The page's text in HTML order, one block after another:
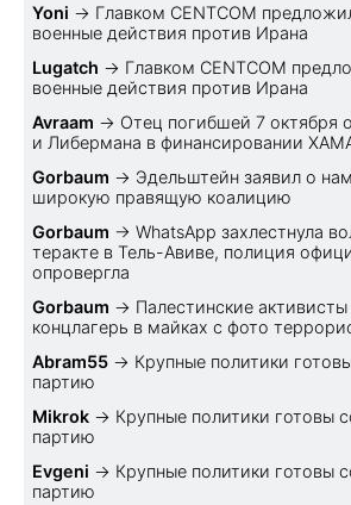
Yoni → Главком CENTCOM
военные действия против Ирана
Lugatch → Главком CENTCOM
военные действия против Ирана
Avraam → Отец погибшей 7 октября
и Либермана в финансировании
Gorbaum → Эдельштейн заявил о
широкую правящую коалицию
Gorbaum → WhatsApp захлестнула
теракте в Тель-Авиве, полиция
опровергла
Gorbaum → Палестинские
концлагерь в майках с фото
Abram55 → Крупные политики
партию
Mikrok → Крупные политики готовы
партию
Evgeni → Крупные политики готовы
партию